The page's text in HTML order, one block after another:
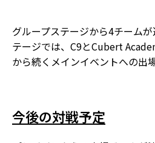
グループステージから4チーム
テージでは、C9とCubert
から続くメインイベントへの出
今後の対戦予定